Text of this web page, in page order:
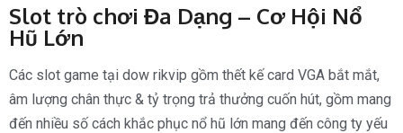
Slot trò chơi Đa Dạng – Cơ Hội Nổ
Hũ Lớn
Các slot game tại dow rikvip gồm thết kế card VGA bắt mắt,
âm lượng chân thực & tỷ trọng trả thưởng cuốn hút, gồm mang
đến nhiều số cách khắc phục nổ hũ lớn mang đến công ty yếu